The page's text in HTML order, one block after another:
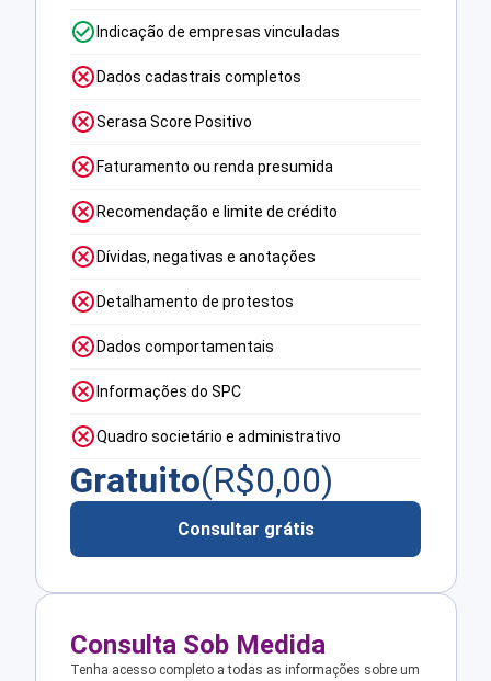
Indicação de empresas vinculadas
Dados cadastrais completos
Serasa Score Positivo
Faturamento ou renda presumida
Recomendação e limite de crédito
Dívidas, negativas e anotações
Detalhamento de protestos
Dados comportamentais
Informações do SPC
Quadro societário e administrativo
Gratuito(R$0,00)
Consultar grátis
Consulta Sob Medida
Tenha acesso completo a todas as informações sobre um